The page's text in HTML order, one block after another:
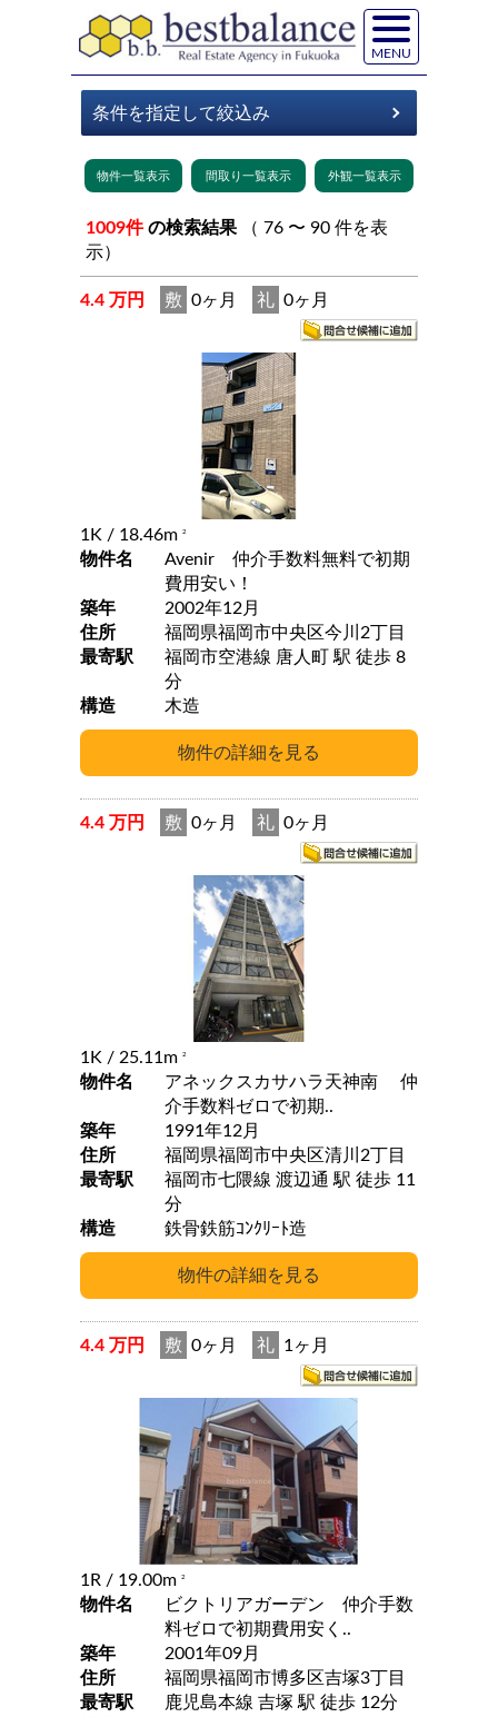
MENU
1009件 の検索結果
示）
4.4 万円 敷 0ヶ月 礼 0ヶ月
1K / 18.46m 2
物件名
Avenir 仲介手数料無料で初期
費用安い！
築年
2002年12月
住所
福岡県福岡市中央区今川2丁目
最寄駅
福岡市空港線 唐人町 駅 徒歩 8
分
構造
木造
4.4 万円 敷 0ヶ月 礼 0ヶ月
1K / 25.11m 2
物件名
アネックスカサハラ天神南 仲
介手数料ゼロで初期..
築年
1991年12月
住所
福岡県福岡市中央区清川2丁目
最寄駅
福岡市七隈線 渡辺通 駅 徒歩 11
分
構造
鉄骨鉄筋ｺﾝｸﾘｰﾄ造
4.4 万円 敷 0ヶ月 礼 1ヶ月
1R / 19.00m 2
物件名
ビクトリアガーデン 仲介手数
料ゼロで初期費用安く..
築年
2001年09月
住所
福岡県福岡市博多区吉塚3丁目
最寄駅
鹿児島本線 吉塚 駅 徒歩 12分